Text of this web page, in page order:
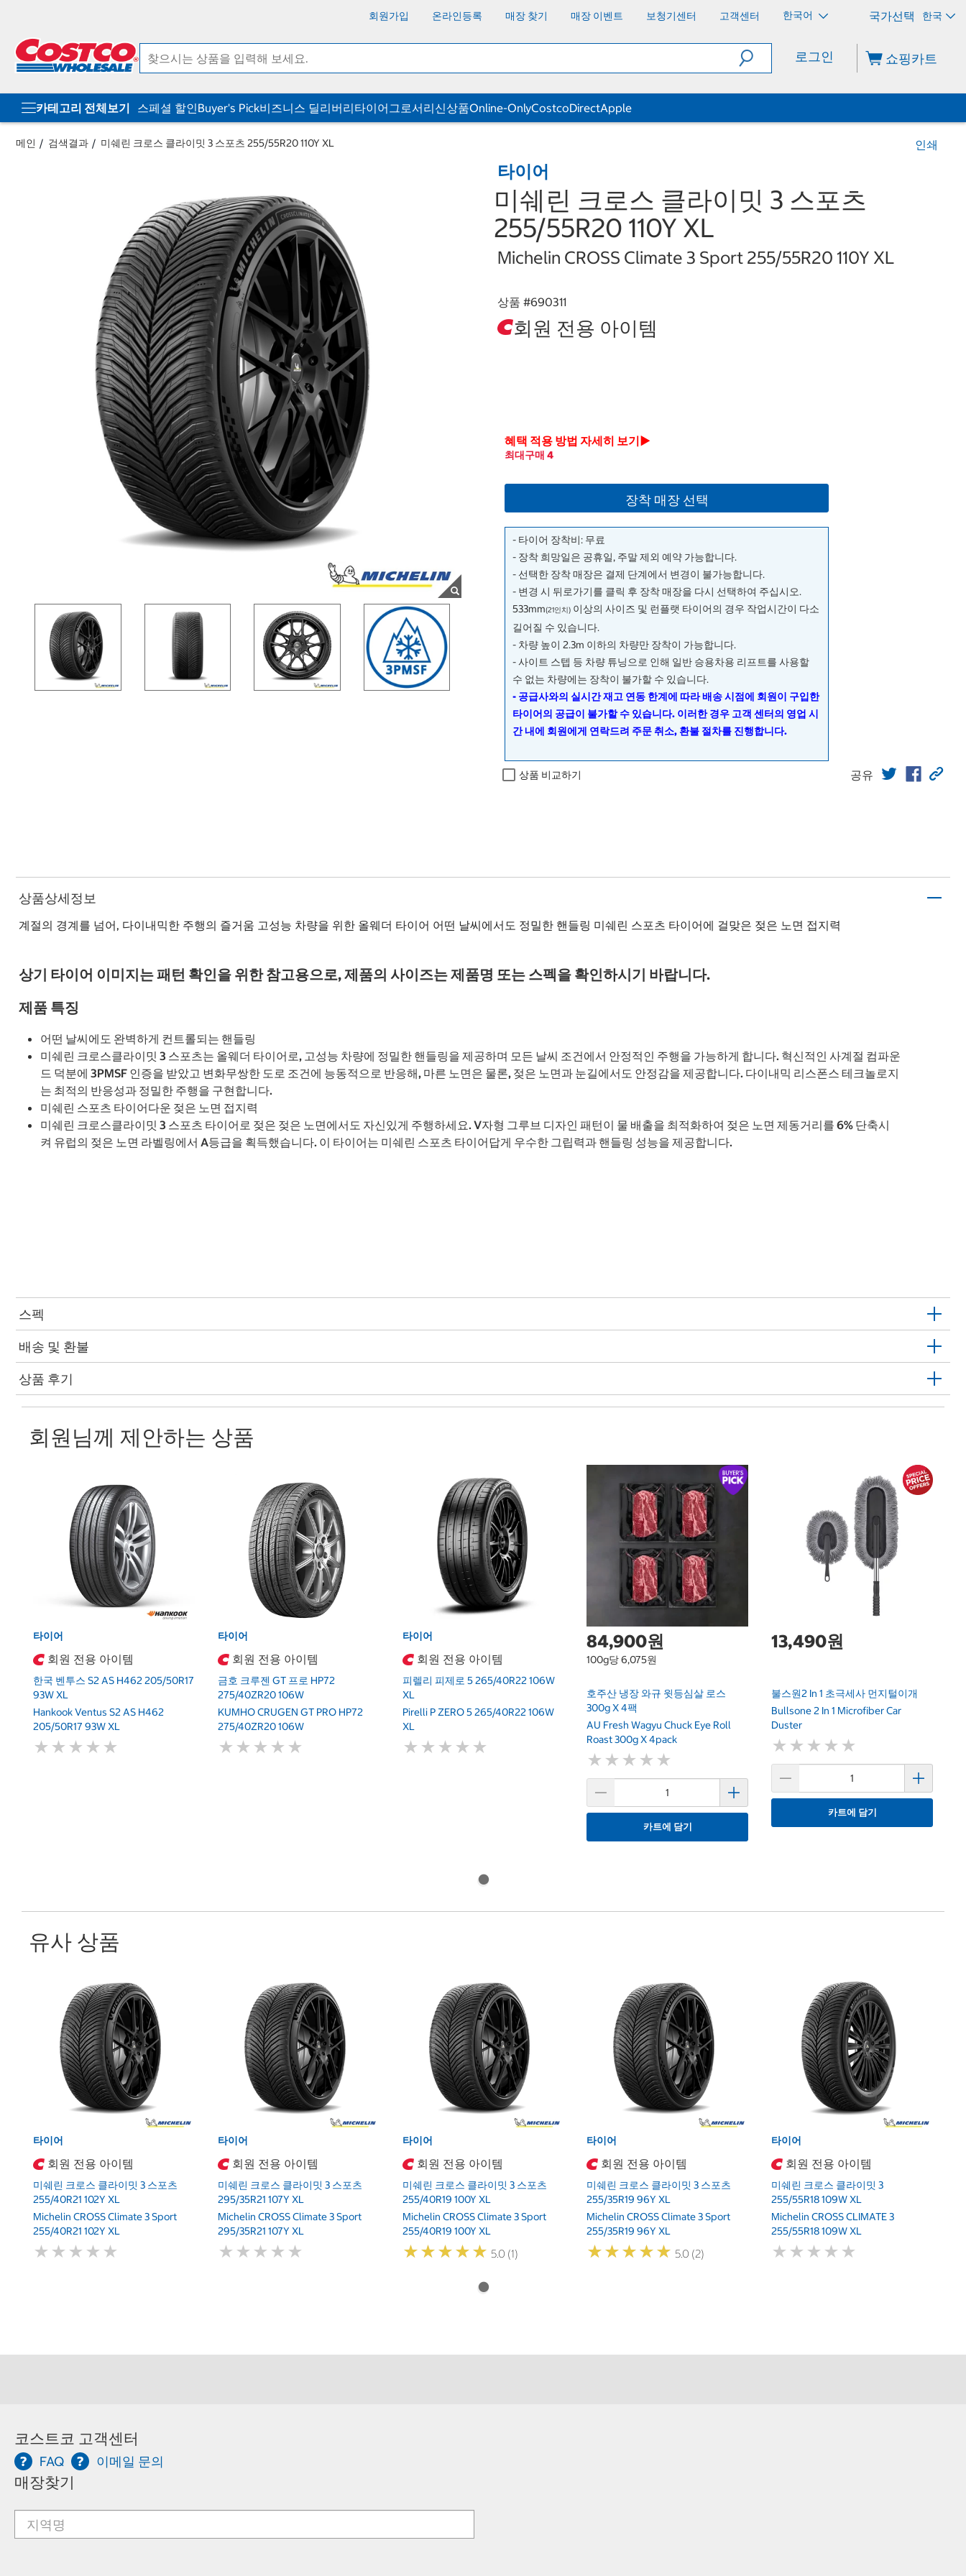
회원가입 온라인등록 매장 찾기 매장 이벤트 보청기센터 고객센터 한국어 한국
로그인 쇼핑카트
카테고리 전체보기 스페셜 할인Buyer's Pick비즈니스 딜리버리타이어그로서리신상품Online-OnlyCostcoDirectApple
메인 검색결과 미쉐린 크로스 클라이밋 3 스포츠 255/55R20 110Y XL 인쇄
타이어
미쉐린 크로스 클라이밋 3 스포츠
255/55R20 110Y XL
Michelin CROSS Climate 3 Sport 255/55R20 110Y XL
상품 #690311
회원 전용 아이템
혜택 적용 방법 자세히 보기▶
최대구매 4
장착 매장 선택
- 타이어 장착비: 무료
- 장착 희망일은 공휴일, 주말 제외 예약 가능합니다.
- 선택한 장착 매장은 결제 단계에서 변경이 불가능합니다.
- 변경 시 뒤로가기를 클릭 후 장착 매장을 다시 선택하여 주십시오.
533mm(21인치) 이상의 사이즈 및 런플랫 타이어의 경우 작업시간이 다소
길어질 수 있습니다.
- 차량 높이 2.3m 이하의 차량만 장착이 가능합니다.
- 사이트 스텝 등 차량 튜닝으로 인해 일반 승용차용 리프트를 사용할
수 없는 차량에는 장착이 불가할 수 있습니다.
- 공급사와의 실시간 재고 연동 한계에 따라 배송 시점에 회원이 구입한
타이어의 공급이 불가할 수 있습니다. 이러한 경우 고객 센터의 영업 시
간 내에 회원에게 연락드려 주문 취소, 환불 절차를 진행합니다.
상품 비교하기 공유
상품상세정보
계절의 경계를 넘어, 다이내믹한 주행의 즐거움 고성능 차량을 위한 올웨더 타이어 어떤 날씨에서도 정밀한 핸들링 미쉐린 스포츠 타이어에 걸맞은 젖은 노면 접지력
상기 타이어 이미지는 패턴 확인을 위한 참고용으로, 제품의 사이즈는 제품명 또는 스펙을 확인하시기 바랍니다.
제품 특징
어떤 날씨에도 완벽하게 컨트롤되는 핸들링
미쉐린 크로스클라이밋 3 스포츠는 올웨더 타이어로, 고성능 차량에 정밀한 핸들링을 제공하며 모든 날씨 조건에서 안정적인 주행을 가능하게 합니다. 혁신적인 사계절 컴파운
드 덕분에 3PMSF 인증을 받았고 변화무쌍한 도로 조건에 능동적으로 반응해, 마른 노면은 물론, 젖은 노면과 눈길에서도 안정감을 제공합니다. 다이내믹 리스폰스 테크놀로지
는 최적의 반응성과 정밀한 주행을 구현합니다.
미쉐린 스포츠 타이어다운 젖은 노면 접지력
미쉐린 크로스클라이밋 3 스포츠 타이어로 젖은 젖은 노면에서도 자신있게 주행하세요. V자형 그루브 디자인 패턴이 물 배출을 최적화하여 젖은 노면 제동거리를 6% 단축시
켜 유럽의 젖은 노면 라벨링에서 A등급을 획득했습니다. 이 타이어는 미쉐린 스포츠 타이어답게 우수한 그립력과 핸들링 성능을 제공합니다.
스펙
배송 및 환불
상품 후기
회원님께 제안하는 상품
타이어
회원 전용 아이템
한국 벤투스 S2 AS H462 205/50R17
93W XL
Hankook Ventus S2 AS H462
205/50R17 93W XL
★ ★ ★ ★ ★
★ ★ ★ ★ ★
타이어
회원 전용 아이템
금호 크루젠 GT 프로 HP72
275/40ZR20 106W
KUMHO CRUGEN GT PRO HP72
275/40ZR20 106W
★ ★ ★ ★ ★
★ ★ ★ ★ ★
타이어
회원 전용 아이템
피렐리 피제로 5 265/40R22 106W
XL
Pirelli P ZERO 5 265/40R22 106W
XL
★ ★ ★ ★ ★
★ ★ ★ ★ ★
84,900원
100g당 6,075원
호주산 냉장 와규 윗등심살 로스
300g X 4팩
AU Fresh Wagyu Chuck Eye Roll
Roast 300g X 4pack
★ ★ ★ ★ ★
★ ★ ★ ★ ★
카트에 담기
13,490원
불스원2 In 1 초극세사 먼지털이개
Bullsone 2 In 1 Microfiber Car
Duster
★ ★ ★ ★ ★
★ ★ ★ ★ ★
카트에 담기
유사 상품
타이어
회원 전용 아이템
미쉐린 크로스 클라이밋 3 스포츠
255/40R21 102Y XL
Michelin CROSS Climate 3 Sport
255/40R21 102Y XL
★ ★ ★ ★ ★
★ ★ ★ ★ ★
타이어
회원 전용 아이템
미쉐린 크로스 클라이밋 3 스포츠
295/35R21 107Y XL
Michelin CROSS Climate 3 Sport
295/35R21 107Y XL
★ ★ ★ ★ ★
★ ★ ★ ★ ★
타이어
회원 전용 아이템
미쉐린 크로스 클라이밋 3 스포츠
255/40R19 100Y XL
Michelin CROSS Climate 3 Sport
255/40R19 100Y XL
★★★★★
★★★★★ 5.0 (1)
타이어
회원 전용 아이템
미쉐린 크로스 클라이밋 3 스포츠
255/35R19 96Y XL
Michelin CROSS Climate 3 Sport
255/35R19 96Y XL
★★★★★
★★★★★ 5.0 (2)
타이어
회원 전용 아이템
미쉐린 크로스 클라이밋 3
255/55R18 109W XL
Michelin CROSS CLIMATE 3
255/55R18 109W XL
★ ★ ★ ★ ★
★ ★ ★ ★ ★
코스트코 고객센터
FAQ 이메일 문의
매장찾기